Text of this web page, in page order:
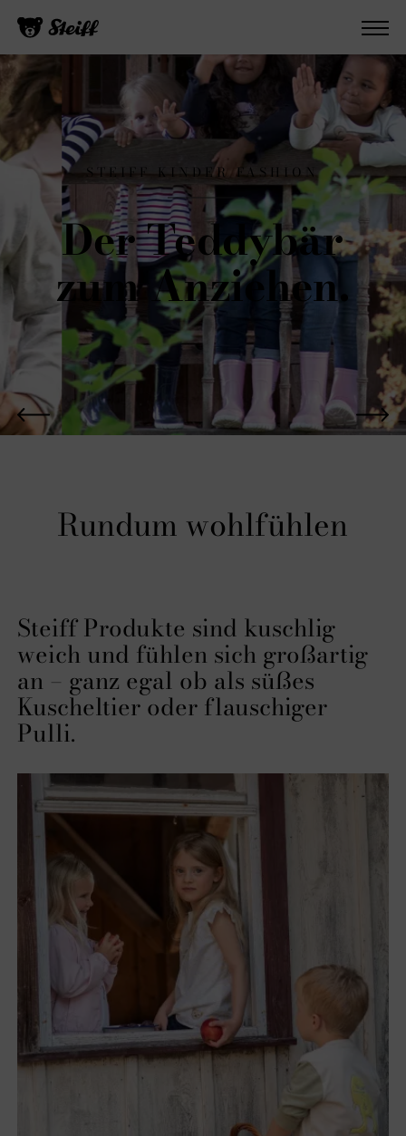
STEIFF KINDER FASHION
Der Teddybär
zum Anziehen.
Rundum wohlfühlen
Steiff Produkte sind kuschlig
weich und fühlen sich großartig
an – ganz egal ob als süßes
Kuscheltier oder flauschiger
Pulli.